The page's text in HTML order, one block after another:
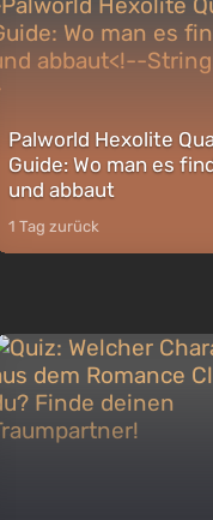
Palworld Hexolite
Guide: Wo man es
und abbaut
1 Tag zurück